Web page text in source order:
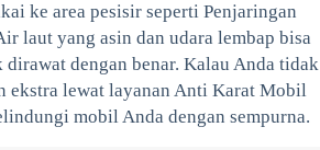
ke area pesisir seperti Penjaringan
laut yang asin dan udara lembap bisa
dengan benar. Kalau Anda tidak
ekstra lewat layanan Anti Karat Mobil
mobil Anda dengan sempurna.